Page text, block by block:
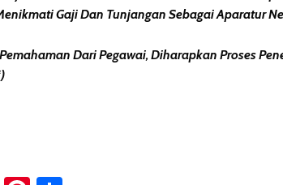
Gaji Dan Tunjangan Sebagai Aparatur
Dari Pegawai, Diharapkan Proses